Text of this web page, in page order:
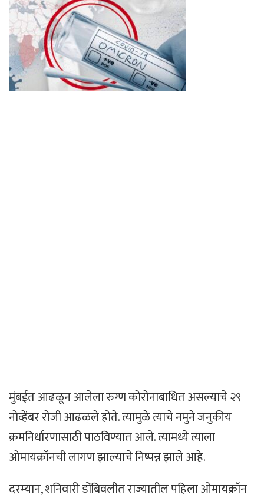
मुंबईत आढळून आलेला रुग्ण कोरोनाबाधित असल्याचे २९
नोव्हेंबर रोजी आढळले होते. त्यामुळे त्याचे नमुने जनुकीय
क्रमनिर्धारणासाठी पाठविण्यात आले. त्यामध्ये त्याला
ओमायक्रॉनची लागण झाल्याचे निष्पन्न झाले आहे.
दरम्यान, शनिवारी डोंबिवलीत राज्यातील पहिला ओमायक्रॉन